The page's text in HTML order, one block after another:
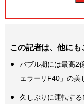
この記者は、他に
バブル期には最高2
ェラーリF40」の美
久しぶりに運転す